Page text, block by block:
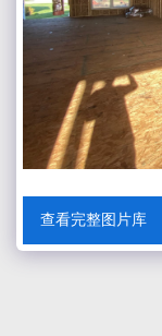
查看完整图片库